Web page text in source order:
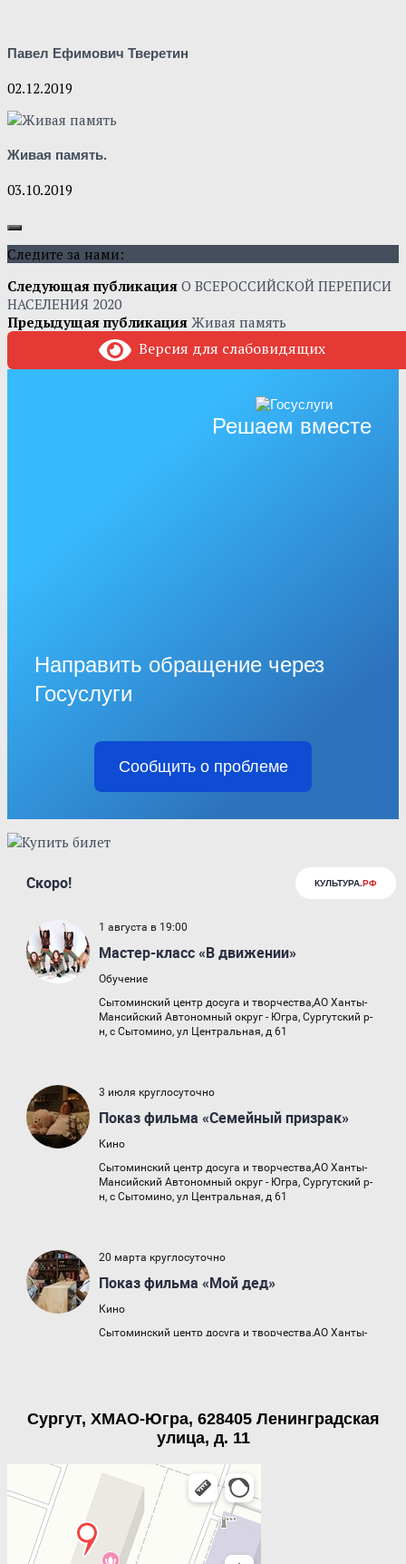
Павел Ефимович Тверетин
02.12.2019
Живая память.
03.10.2019
Следите за нами:
Следующая публикация О ВСЕРОССИЙСКОЙ ПЕРЕПИСИ
НАСЕЛЕНИЯ 2020
Предыдущая публикация Живая память
Версия для слабовидящих
Решаем вместе
Направить обращение через
Госуслуги
Сообщить о проблеме
Сургут, ХМАО-Югра, 628405 Ленинградская
улица, д. 11